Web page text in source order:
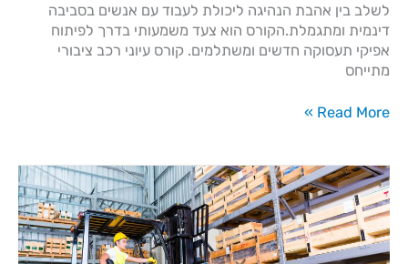
לשלב בין אהבת הנהיגה ליכולת לעבוד עם אנשים בסביבה
דינמית ומתגמלת.הקורס הוא צעד משמעותי בדרך לפיתוח
אפיקי תעסוקה חדשים ומשתלמים. קורס עיוני רכב ציבורי
מתייחס
Read More »
רענון
שנתי
למלגזה